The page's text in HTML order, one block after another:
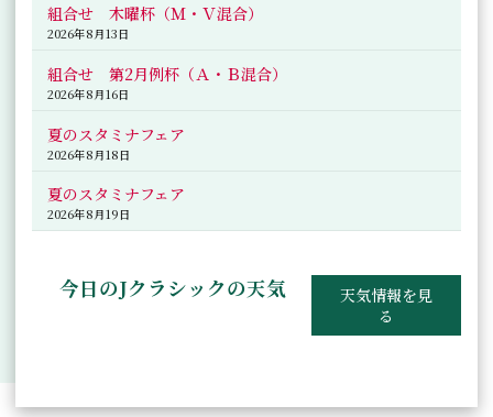
組合せ 木曜杯（Ｍ・Ｖ混合）
2026年8月13日
組合せ 第2月例杯（Ａ・Ｂ混合）
2026年8月16日
夏のスタミナフェア
2026年8月18日
夏のスタミナフェア
2026年8月19日
今日のJクラシックの天気
天気情報を見
る